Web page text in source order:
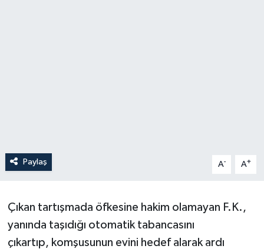
Paylaş A- A+
Çıkan tartışmada öfkesine hakim olamayan F.K.,
yanında taşıdığı otomatik tabancasını
çıkartıp, komşusunun evini hedef alarak ardı